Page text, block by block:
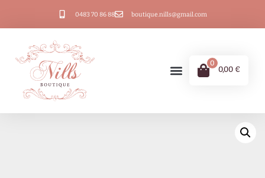
0483 70 86 88 boutique.nills@gmail.com
0
0,00 €